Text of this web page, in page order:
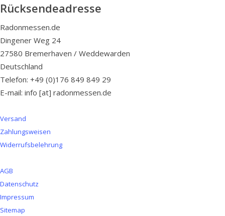
Rücksendeadresse
Radonmessen.de
Dingener Weg 24
27580 Bremerhaven / Weddewarden
Deutschland
Telefon: +49 (0)176 849 849 29
E-mail: info [at] radonmessen.de
Versand
Zahlungsweisen
Widerrufsbelehrung
AGB
Datenschutz
Impressum
Sitemap